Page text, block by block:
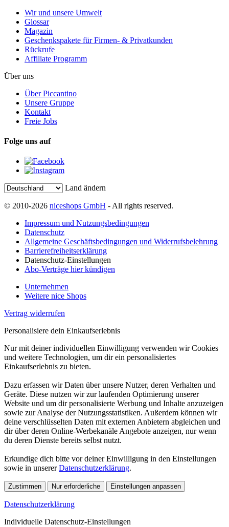
Wir und unsere Umwelt
Glossar
Magazin
Geschenkspakete für Firmen- & Privatkunden
Rückrufe
Affiliate Programm
Über uns
Über Piccantino
Unsere Gruppe
Kontakt
Freie Jobs
Folge uns auf
Land ändern
© 2010-2026 niceshops GmbH - All rights reserved.
Impressum und Nutzungsbedingungen
Datenschutz
Allgemeine Geschäftsbedingungen und Widerrufsbelehrung
Barrierefreiheitserklärung
Datenschutz-Einstellungen
Abo-Verträge hier kündigen
Unternehmen
Weitere nice Shops
Vertrag widerrufen
Personalisiere dein Einkaufserlebnis
Nur mit deiner individuellen Einwilligung verwenden wir Cookies
und weitere Technologien, um dir ein personalisiertes
Einkaufserlebnis zu bieten.
Dazu erfassen wir Daten über unsere Nutzer, deren Verhalten und
Geräte. Diese nutzen wir zur laufenden Optimierung unserer
Website und um dir personalisierte Werbung und Inhalte anzuzeigen
sowie zur Analyse der Nutzungsstatistiken. Außerdem können wir
deine verschlüsselten Daten mit externen Anbietern abgleichen und
dir über deren Online-Werbekanäle Angebote anzeigen, nur wenn
du deren Dienste bereits selbst nutzt.
Erkundige dich bitte vor deiner Einwilligung in den Einstellungen
sowie in unsererDatenschutzerklärung.
Zustimmen Nur erforderliche Einstellungen anpassen
Datenschutzerklärung
Individuelle Datenschutz-Einstellungen